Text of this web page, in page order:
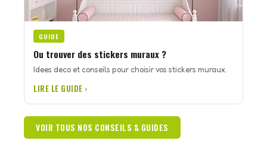
GUIDE
Ou trouver des stickers muraux ?
Idees deco et conseils pour choisir vos stickers muraux.
LIRE LE GUIDE ›
VOIR TOUS NOS CONSEILS & GUIDES